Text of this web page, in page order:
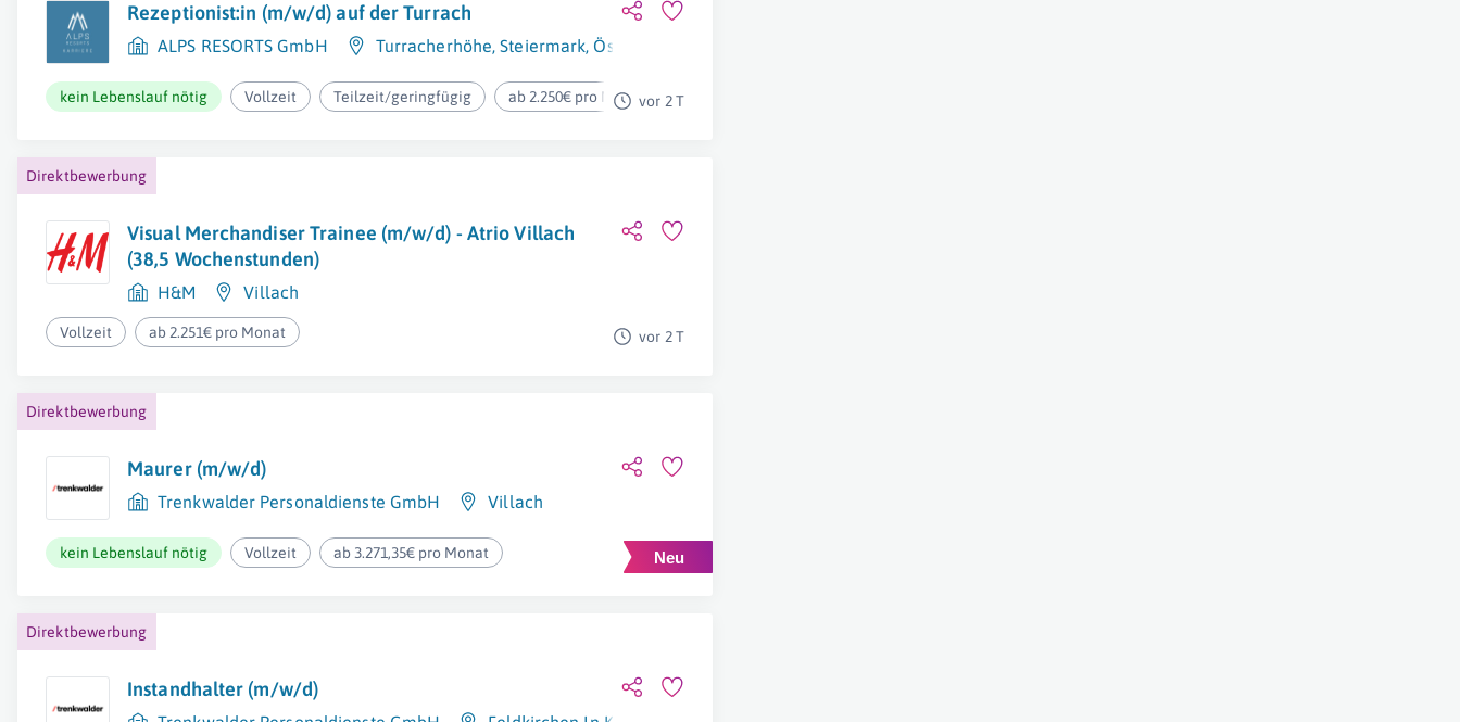
Rezeptionist:in (m/w/d) auf der Turrach
ALPS RESORTS GmbH Turracherhöhe,Steiermark, Österreich
kein Lebenslauf nötig Vollzeit Teilzeit/geringfügig ab 2.250€ pro Monatvor 2 T
Direktbewerbung
Visual Merchandiser Trainee (m/w/d) - Atrio Villach
(38,5 Wochenstunden)
H&M Villach
Vollzeit ab 2.251€ pro Monat vor 2 T
Direktbewerbung
Maurer (m/w/d)
Trenkwalder Personaldienste GmbH Villach
kein Lebenslauf nötig Vollzeit ab 3.271,35€ pro Monat
Direktbewerbung
Instandhalter (m/w/d)